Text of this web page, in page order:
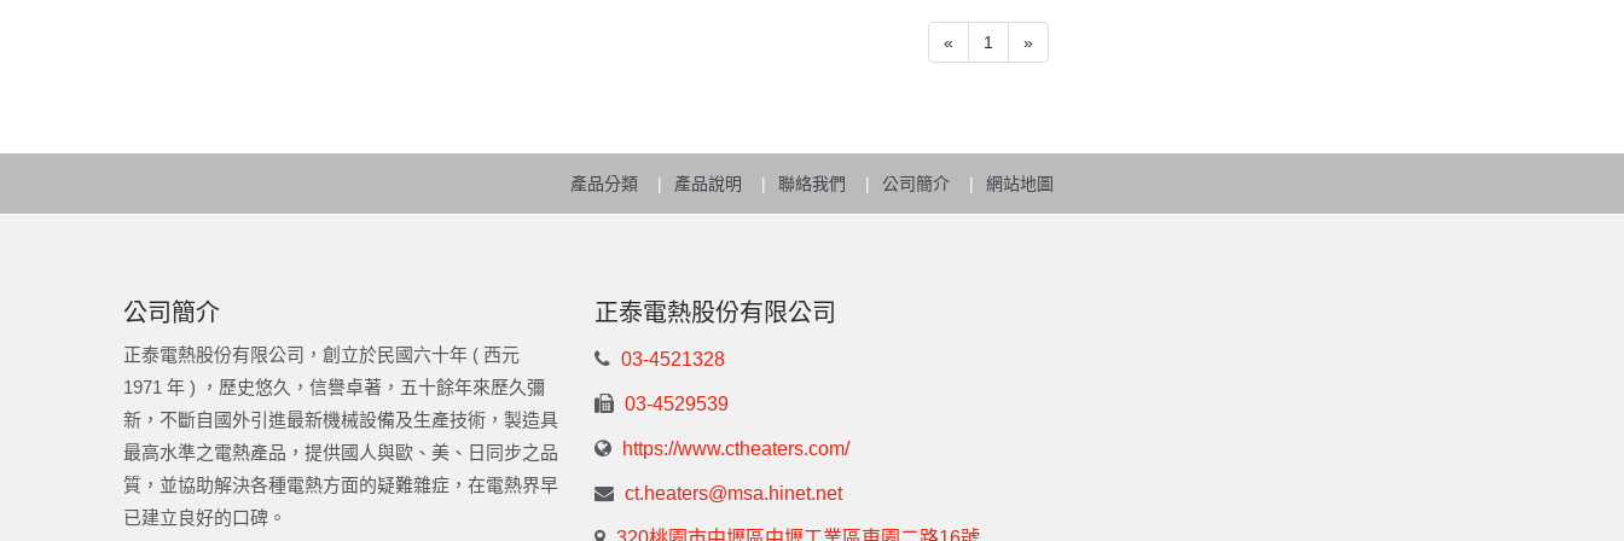
« 1 »
產品分類 產品說明 聯絡我們 公司簡介 網站地圖
公司簡介
正泰電熱股份有限公司，創立於民國六十年 ( 西元
1971 年 ) ，歷史悠久，信譽卓著，五十餘年來歷久彌
新，不斷自國外引進最新機械設備及生產技術，製造具
最高水準之電熱產品，提供國人與歐、美、日同步之品
質，並協助解決各種電熱方面的疑難雜症，在電熱界早
已建立良好的口碑。
正泰電熱股份有限公司
03-4521328
03-4529539
https://www.ctheaters.com/
ct.heaters@msa.hinet.net